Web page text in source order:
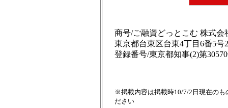
商号/ご融資どっとこむ 株式会
東京都台東区台東4丁目6番5号
登録番号/東京都知事(2)第
※掲載内容は掲載時10/7/2日現在の
ださい